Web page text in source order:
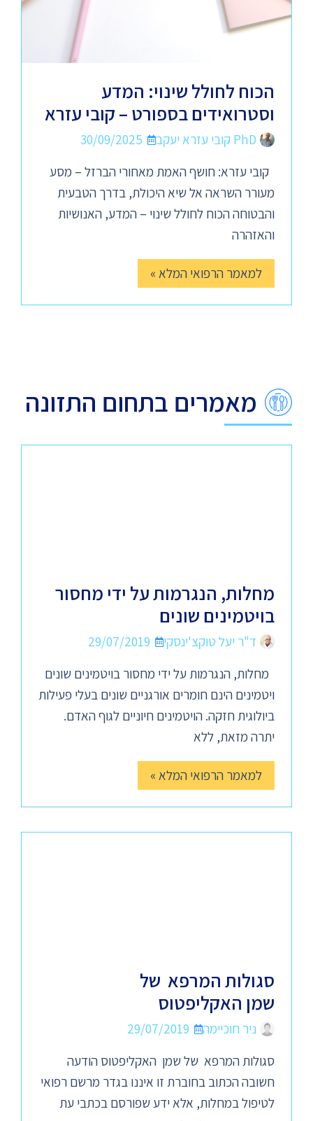
הכוח לחולל שינוי: המדע
וסטרואידים בספורט – קובי עזרא
PhD קובי עזרא יעקב
30/09/2025
קובי עזרא: חושף האמת מאחורי הברזל – מסע
מעורר השראה אל שיא היכולת, בדרך הטבעית
והבטוחה הכוח לחולל שינוי – המדע, האנושיות
והאזהרה
למאמר הרפואי המלא »
מאמרים בתחום התזונה
מחלות, הנגרמות על ידי מחסור
בויטמינים שונים
ד"ר יעל טוקצ'ינסקי
29/07/2019
מחלות, הנגרמות על ידי מחסור בויטמינים שונים
ויטמינים הינם חומרים אורגניים שונים בעלי פעילות
ביולוגית חזקה. הויטמינים חיוניים לגוף האדם.
יתרה מזאת, ללא
למאמר הרפואי המלא »
סגולות המרפא של
שמן האקליפטוס
ניר חוכיימה
29/07/2019
סגולות המרפא של שמן האקליפטוס הודעה
חשובה הכתוב בחוברת זו איננו בגדר מרשם רפואי
לטיפול במחלות, אלא ידע שפורסם בכתבי עת